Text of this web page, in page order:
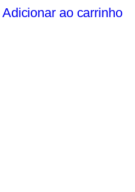
Adicionar ao carrinho